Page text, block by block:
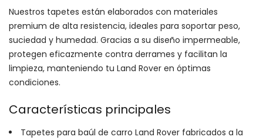
Nuestros tapetes están elaborados con materiales
premium de alta resistencia, ideales para soportar peso,
suciedad y humedad. Gracias a su diseño impermeable,
protegen eficazmente contra derrames y facilitan la
limpieza, manteniendo tu Land Rover en óptimas
condiciones.
Características principales
Tapetes para baúl de carro Land Rover fabricados a la